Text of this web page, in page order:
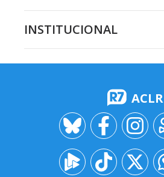
INSTITUCIONAL
ACLR